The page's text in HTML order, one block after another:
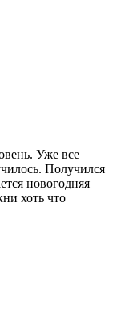
Уже все
Получился
новогодняя
хоть что